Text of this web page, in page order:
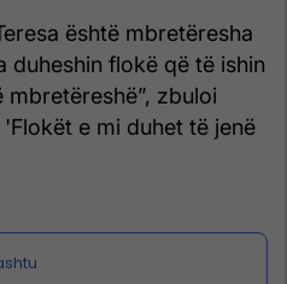
është mbretëresha
duheshin flokë që të ishin
zbuloi
e mi duhet të jenë